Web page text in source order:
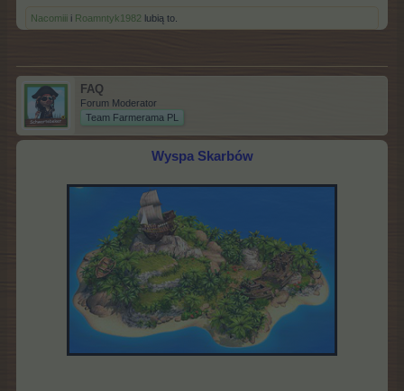
Nacomiii i Roamntyk1982 lubią to.
FAQ
Forum Moderator
Team Farmerama PL
Wyspa Skarbów